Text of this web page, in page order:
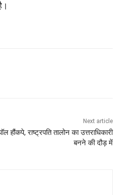
Next article
हौंकपे, राष्ट्रपति तालोन का उत्तराधिकारी
बनने की दौड़ में